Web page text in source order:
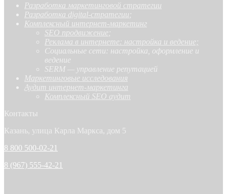
Разработка маркетинговой стратегии
Разработка digital-стратегии ;
Комплексный интернет-маркетинг
SEO продвижение ;
Реклама в интернете: настройка и ведение;
Социальные сети: настройка, оформление и
ведение
SERM — управление репутацией
Маркетинговые исследования
Аудит интернет-маркетинга
Комплексный SEO аудит
Контакты
Казань, улица Карла Маркса, дом 5
8 800 500-02-21
8 (967) 555-42-21